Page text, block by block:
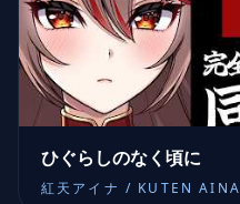
ひぐらしのなく頃に
紅天アイナ / KUTEN AINA